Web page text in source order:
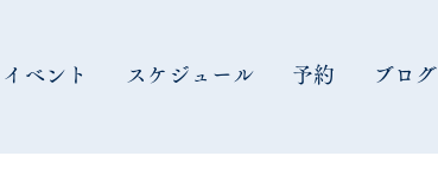
イベント スケジュール 予約 ブログ